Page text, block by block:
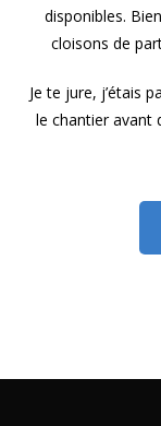
disponibles.
cloisons de
Je te jure, j’étais
le chantier avant